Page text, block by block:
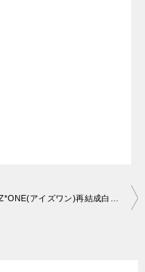
IZ*ONE(アイズワン)再結成白紙の理由はなぜで集めたお金はどうなる？